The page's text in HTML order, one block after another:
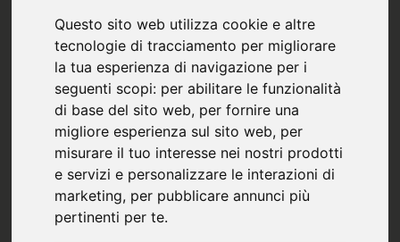
Questo sito web utilizza cookie e altre
tecnologie di tracciamento per migliorare
la tua esperienza di navigazione per i
seguenti scopi: per abilitare le funzionalità
di base del sito web, per fornire una
migliore esperienza sul sito web, per
misurare il tuo interesse nei nostri prodotti
e servizi e personalizzare le interazioni di
marketing, per pubblicare annunci più
pertinenti per te.